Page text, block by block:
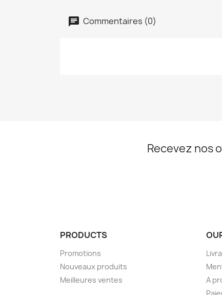
Commentaires (0)
Recevez nos
PRODUCTS
Promotions
Nouveaux produits
Meilleures ventes
A